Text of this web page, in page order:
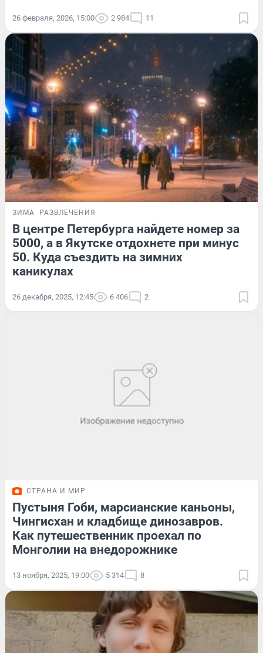
26 февраля, 2026, 15:00 2 984 11
ЗИМА РАЗВЛЕЧЕНИЯ
В центре Петербурга найдете номер за
5000, а в Якутске отдохнете при минус
50. Куда съездить на зимних
каникулах
26 декабря, 2025, 12:45 6 406 2
СТРАНА И МИР
Пустыня Гоби, марсианские каньоны,
Чингисхан и кладбище динозавров.
Как путешественник проехал по
Монголии на внедорожнике
13 ноября, 2025, 19:00 5 314 8